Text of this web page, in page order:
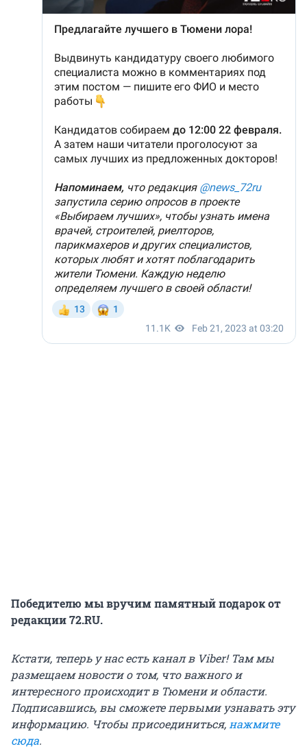
Победителю мы вручим памятный подарок от
редакции 72.RU.
Кстати, теперь у нас есть канал в Viber! Там мы
размещаем новости о том, что важного и
интересного происходит в Тюмени и области.
Подписавшись, вы сможете первыми узнавать эту
информацию. Чтобы присоединиться,нажмите
сюда.